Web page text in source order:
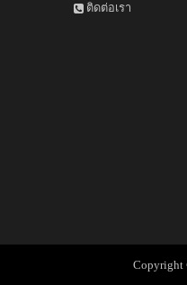
ติดต่อเรา
Copyright